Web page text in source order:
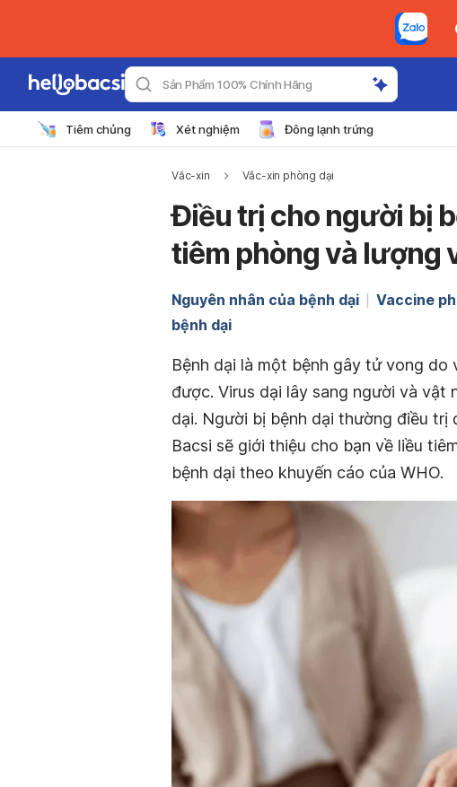
Sản Phẩm 100% Chính Hãng
Tiêm chủng Xét nghiệm Đông lạnh trứng
Vắc-xin Vắc-xin phòng dại
Điều trị cho người bị
tiêm phòng và lượng
Nguyên nhân của bệnh dại Vaccine
bệnh dại
Bệnh dại là một bệnh gây tử vong
được. Virus dại lây sang người và vật
dại. Người bị bệnh dại thường điều
Bacsi sẽ giới thiệu cho bạn về liều
bệnh dại theo khuyến cáo của WHO.